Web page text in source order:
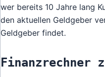
wer bereits 10 Jahre lang
den aktuellen Geldgeber
Geldgeber findet.
Finanzrechner